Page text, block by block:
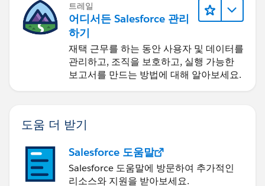
트레일
어디서든 Salesforce 관리
하기
재택 근무를 하는 동안 사용자 및 데이터를
관리하고, 조직을 보호하고, 실행 가능한
보고서를 만드는 방법에 대해 알아보세요.
도움 더 받기
Salesforce 도움말
Salesforce 도움말에 방문하여 추가적인
리소스와 지원을 받아보세요.